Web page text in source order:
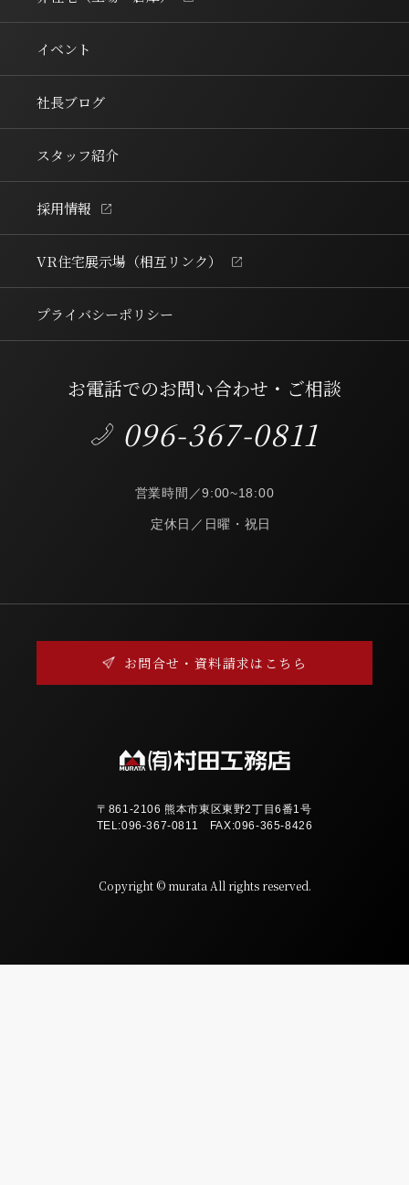
イベント
社長ブログ
スタッフ紹介
採用情報
VR住宅展示場 （相互リンク）
プライバシーポリシー
お電話でのお問い合わせ・ご相談
096-367-0811
営業時間／9:00~18:00
定休日／日曜・祝日
お問合せ・資料請求はこちら
〒861-2106 熊本市東区東野2丁目6番1号
TEL:096-367-0811 FAX:096-365-8426
Copyright © murata All rights reserved.